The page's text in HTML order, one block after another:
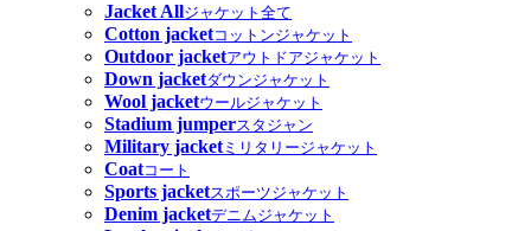
Jacket Allジャケット全て
Cotton jacketコットンジャケット
Outdoor jacketアウトドアジャケット
Down jacketダウンジャケット
Wool jacketウールジャケット
Stadium jumperスタジャン
Military jacketミリタリージャケット
Coatコート
Sports jacketスポーツジャケット
Denim jacketデニムジャケット